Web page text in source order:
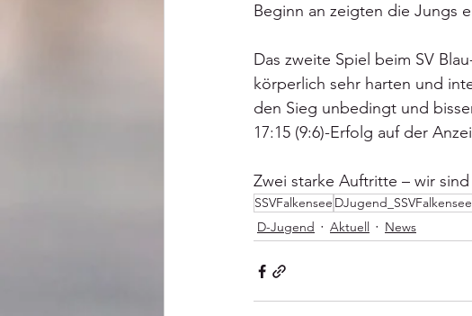
Beginn an zeigten die Jungs
Das zweite Spiel beim SV
körperlich sehr harten und
den Sieg unbedingt und
17:15 (9:6)-Erfolg auf der
Zwei starke Auftritte – wir
SSVFalkensee DJugend_SSVFalkensee
D-Jugend
Aktuell News